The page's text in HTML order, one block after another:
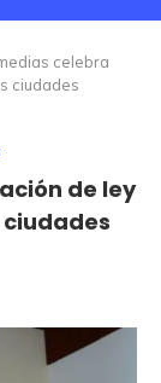
celebra
ciudades
de ley